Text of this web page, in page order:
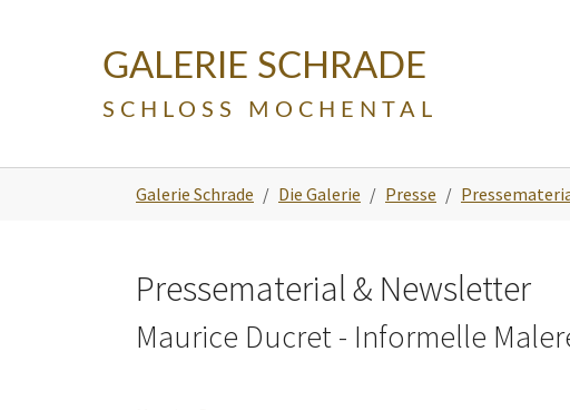
GALERIE SCHRADE
SCHLOSS MOCHENTAL
Galerie Schrade Die Galerie Presse
Pressematerial & Newsletter
Maurice Ducret - Informelle